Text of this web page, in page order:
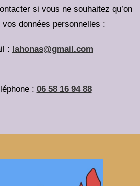
si vous ne souhaitez qu’on
vos données personnelles :
: lahonas@gmail.com
: 06 58 16 94 88